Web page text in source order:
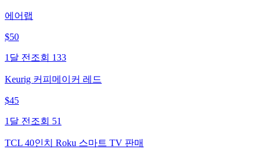
에어랩
$50
1달 전 조회 133
Keurig 커피메이커 레드
$45
1달 전 조회 51
TCL 40인치 Roku 스마트 TV 판매